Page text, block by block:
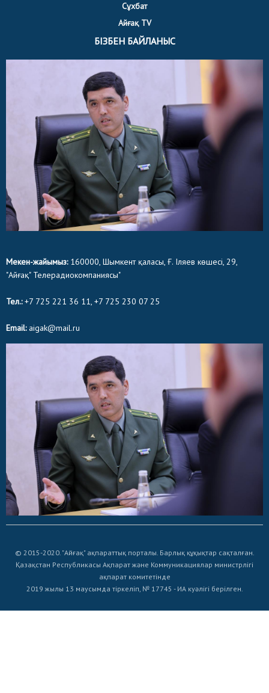
Сұхбат
Айғақ TV
БІЗБЕН БАЙЛАНЫС
Мекен-жайымыз:160000, Шымкент қаласы, Ғ. Іляев көшесі, 29,
"Айғақ" Телерадиокомпаниясы"
Тел.:+7 725 221 36 11, +7 725 230 07 25
Email:aigak@mail.ru
© 2015-2020. "Айғақ" ақпараттық порталы. Барлық құқықтар сақталған.
Қазақстан Республикасы Ақпарат және Коммуникациялар министрлігі
ақпарат комитетінде
2019 жылы 13 маусымда тіркеліп, № 17745 - ИА куәлігі берілген.